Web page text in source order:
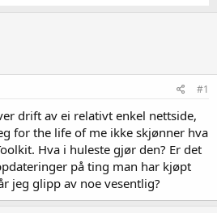
#1
drift av ei relativt enkel nettside,
for the life of me ikke skjønner hva
Hva i huleste gjør den? Er det
på ting man har kjøpt
jeg glipp av noe vesentlig?